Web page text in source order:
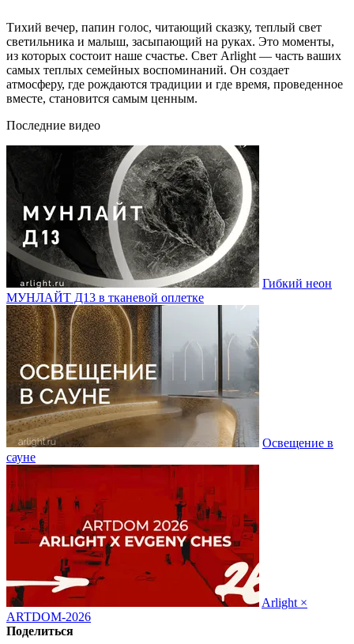
Тихий вечер, папин голос, читающий сказку, теплый свет
светильника и малыш, засыпающий на руках. Это моменты,
из которых состоит наше счастье. Свет Arlight — часть ваших
самых теплых семейных воспоминаний. Он создает
атмосферу, где рождаются традиции и где время, проведенное
вместе, становится самым ценным.
Последние видео
Гибкий неон
МУНЛАЙТ Д13 в тканевой оплетке
Освещение в
сауне
Arlight ×
ARTDOM-2026
Поделиться